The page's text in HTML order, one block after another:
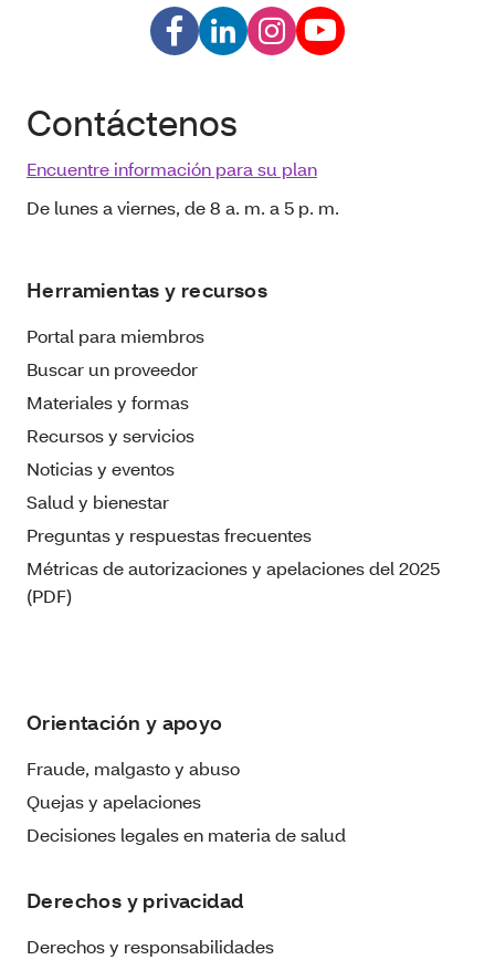
Contáctenos
Encuentre información para su plan
De lunes a viernes, de 8 a. m. a 5 p. m.
Herramientas y recursos
Portal para miembros
Buscar un proveedor
Materiales y formas
Recursos y servicios
Noticias y eventos
Salud y bienestar
Preguntas y respuestas frecuentes
Métricas de autorizaciones y apelaciones del 2025
(PDF)
Orientación y apoyo
Fraude, malgasto y abuso
Quejas y apelaciones
Decisiones legales en materia de salud
Derechos y privacidad
Derechos y responsabilidades